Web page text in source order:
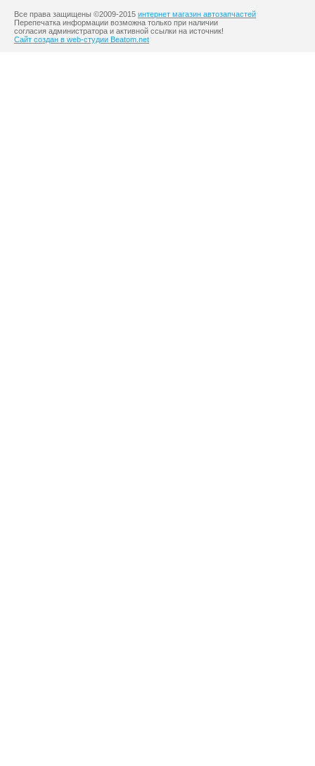
Все права защищены ©2009-2015 интернет магазин автозапчастей
Перепечатка информации возможна только при наличии
согласия администратора и активной ссылки на источник!
Сайт создан в web-студии Beatom.net